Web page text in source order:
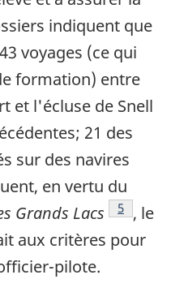
indiquent que
voyages (ce qui
formation) entre
et l'écluse de Snell
21 des
sur des navires
en vertu du
Grands Lacs
Note de
5 , le
aux critères pour
pilote.